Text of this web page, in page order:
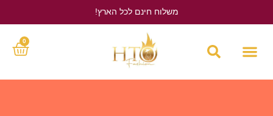
משלוח חינם לכל הארץ!
0